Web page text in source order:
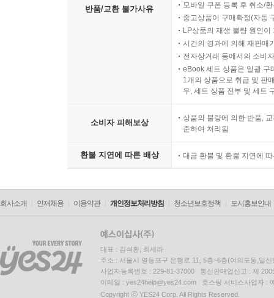
반품/교환 불가사유
모바일 쿠폰 등록 후 취소/
중고상품이 구매확정(자동
LP상품의 재생 불량 원인
시간의 경과에 의해 재판매
전자상거래 등에서의 소비
eBook 세트 상품은 일괄 구
1개의 상품으로 취급 및 판
우, 세트 상품 전부 및 세트
소비자 피해보상
상품의 불량에 의한 반품,
준하여 처리됨
환불 지연에 따른 배상 대금 환불 및 환불 지연에
회사소개 인재채용 이용약관 개인정보처리방침 청소년보호정책 도서홍보안내
대표 : 김석환, 최세라
주소 : 서울시 영등포구 은행로 11, 5층~6층(여의도동,일신
사업자등록번호 : 229-81-37000 통신판매업신고 : 제
이메일 : yes24help@yes24.com 호스팅 서비스사업자 :
Copyright ⓒ YES24 Corp. All Rights Reserved.